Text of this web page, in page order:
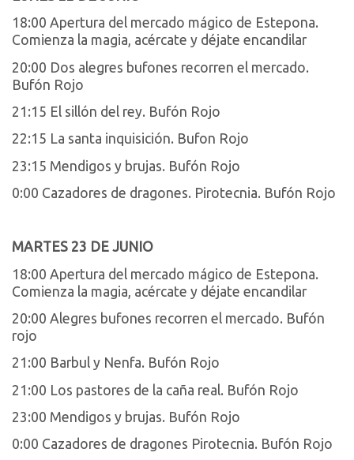
18:00 Apertura del mercado mágico de Estepona.
Comienza la magia, acércate y déjate encandilar
20:00 Dos alegres bufones recorren el mercado.
Bufón Rojo
21:15 El sillón del rey. Bufón Rojo
22:15 La santa inquisición. Bufon Rojo
23:15 Mendigos y brujas. Bufón Rojo
0:00 Cazadores de dragones. Pirotecnia. Bufón Rojo
MARTES 23 DE JUNIO
18:00 Apertura del mercado mágico de Estepona.
Comienza la magia, acércate y déjate encandilar
20:00 Alegres bufones recorren el mercado. Bufón
rojo
21:00 Barbul y Nenfa. Bufón Rojo
21:00 Los pastores de la caña real. Bufón Rojo
23:00 Mendigos y brujas. Bufón Rojo
0:00 Cazadores de dragones Pirotecnia. Bufón Rojo